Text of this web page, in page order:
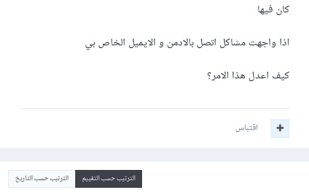
كان فيها
اذا واجهت مشاكل اتصل بالادمن و الايميل الخاص بي
كيف اعدل هذا الامر؟
اقتباس
الترتيب حسب التقييم الترتيب حسب التاريخ